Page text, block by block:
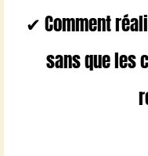
✔ Comment
sans que les